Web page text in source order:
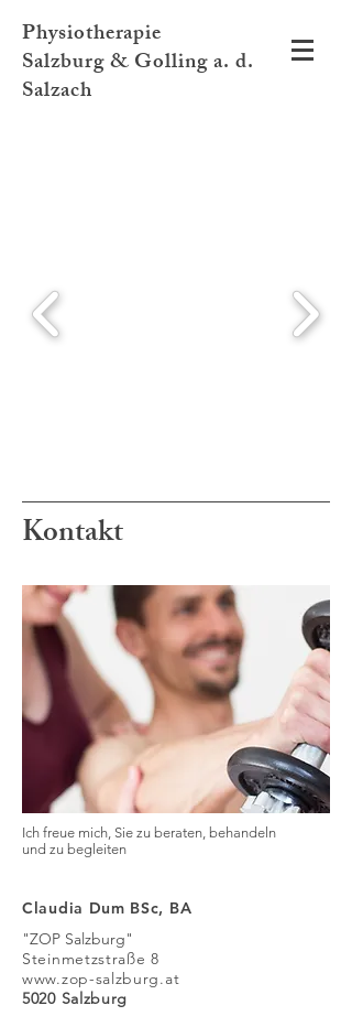
Physiotherapie
Salzburg & Golling a. d.
Salzach
Kontakt
Ich freue mich, Sie zu beraten, behandeln
und zu begleiten
Claudia Dum BSc, BA
"ZOP Salzburg"
Steinmetzstraße 8
www.zop-salzburg.at
5020 Salzburg